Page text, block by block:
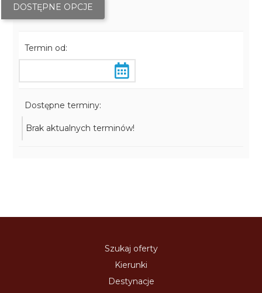
DOSTĘPNE OPCJE
Termin od:
Dostępne terminy:
Brak aktualnych terminów!
Szukaj oferty
Kierunki
Destynacje